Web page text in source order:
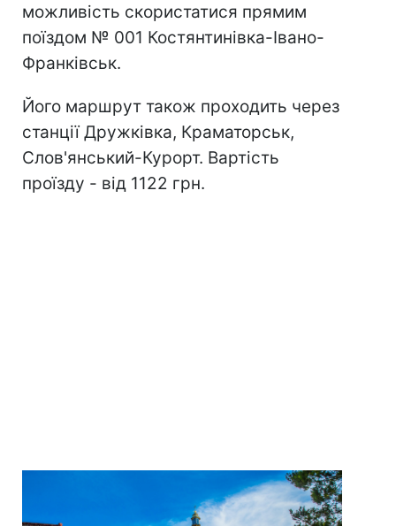
можливість скористатися прямим
поїздом № 001 Костянтинівка-Івано-
Франківськ.
Його маршрут також проходить через
станції Дружківка, Краматорськ,
Слов'янський-Курорт. Вартість
проїзду - від 1122 грн.